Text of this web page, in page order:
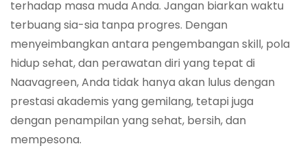
terhadap masa muda Anda. Jangan biarkan waktu
terbuang sia-sia tanpa progres. Dengan
menyeimbangkan antara pengembangan skill, pola
hidup sehat, dan perawatan diri yang tepat di
Naavagreen, Anda tidak hanya akan lulus dengan
prestasi akademis yang gemilang, tetapi juga
dengan penampilan yang sehat, bersih, dan
mempesona.